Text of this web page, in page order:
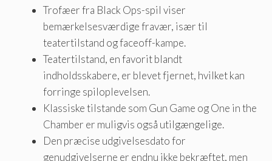
Trofæer fra Black Ops-spil viser
bemærkelsesværdige fravær, især til
teatertilstand og faceoff-kampe.
Teatertilstand, en favorit blandt
indholdsskabere, er blevet fjernet, hvilket kan
forringe spiloplevelsen.
Klassiske tilstande som Gun Game og One in the
Chamber er muligvis også utilgængelige.
Den præcise udgivelsesdato for
genudgivelserne er endnu ikke bekræftet, men